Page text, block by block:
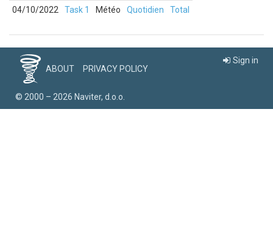
04/10/2022
Task 1 Météo Quotidien Total
ABOUT PRIVACY POLICY
© 2000 – 2026 Naviter, d.o.o.
Sign in